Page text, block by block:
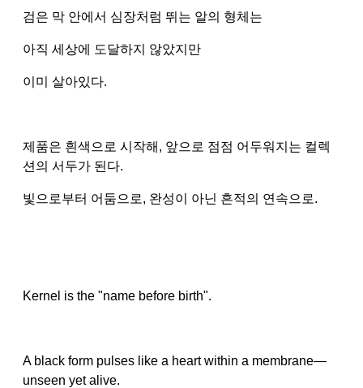
검은 막 안에서 심장처럼 뛰는 알의 형체는
아직 세상에 도달하지 않았지만
이미 살아있다.
제품은 흰색으로 시작해, 앞으로 점점 어두워지는 컬렉
션의 서두가 된다.
빛으로부터 어둠으로, 완성이 아닌 흔적의 연속으로.
Kernel is the "name before birth".
A black form pulses like a heart within a membrane—
unseen yet alive.